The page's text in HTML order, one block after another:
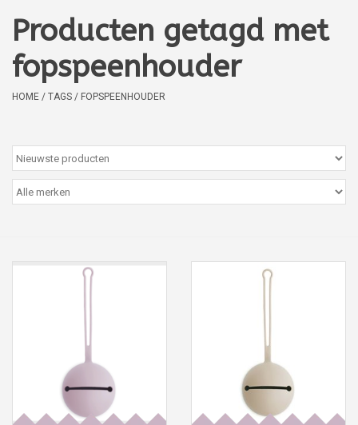
Verzorging
Boekjes
kaartjes
Cadeaubon
Producten getagd met
fopspeenhouder
HOME / TAGS / FOPSPEENHOUDER